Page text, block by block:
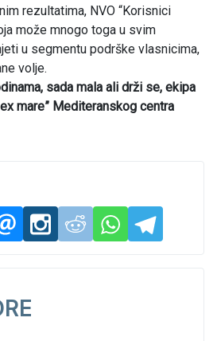
rezultatima, NVO “Korisnici
može mnogo toga u svim
u segmentu podrške vlasnicima,
volje.
sada mala ali drži se, ekipa
mare” Mediteranskog centra